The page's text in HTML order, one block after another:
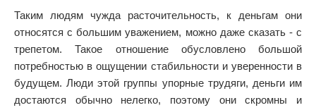
Таким людям чужда расточительность, к деньгам они
относятся с большим уважением, можно даже сказать - с
трепетом. Такое отношение обусловлено большой
потребностью в ощущении стабильности и уверенности в
будущем. Люди этой группы упорные трудяги, деньги им
достаются обычно нелегко, поэтому они скромны и